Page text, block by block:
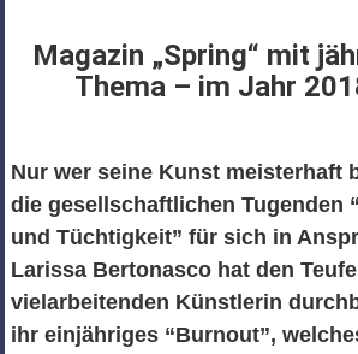
Magazin „Spring“ mit
Thema – im Jahr
Nur wer seine Kunst meisterhaft
die gesellschaftlichen Tugenden
und Tüchtigkeit” für sich in
Larissa Bertonasco hat den
vielarbeitenden Künstlerin
ihr einjähriges “Burnout”,